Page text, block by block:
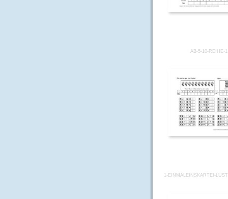
AB-5-10-REIHE-
1-EINMALEINSKARTEI-